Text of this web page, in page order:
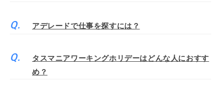
アデレードで仕事を探すには？
タスマニアワーキングホリデーはどんな人におすす
め？